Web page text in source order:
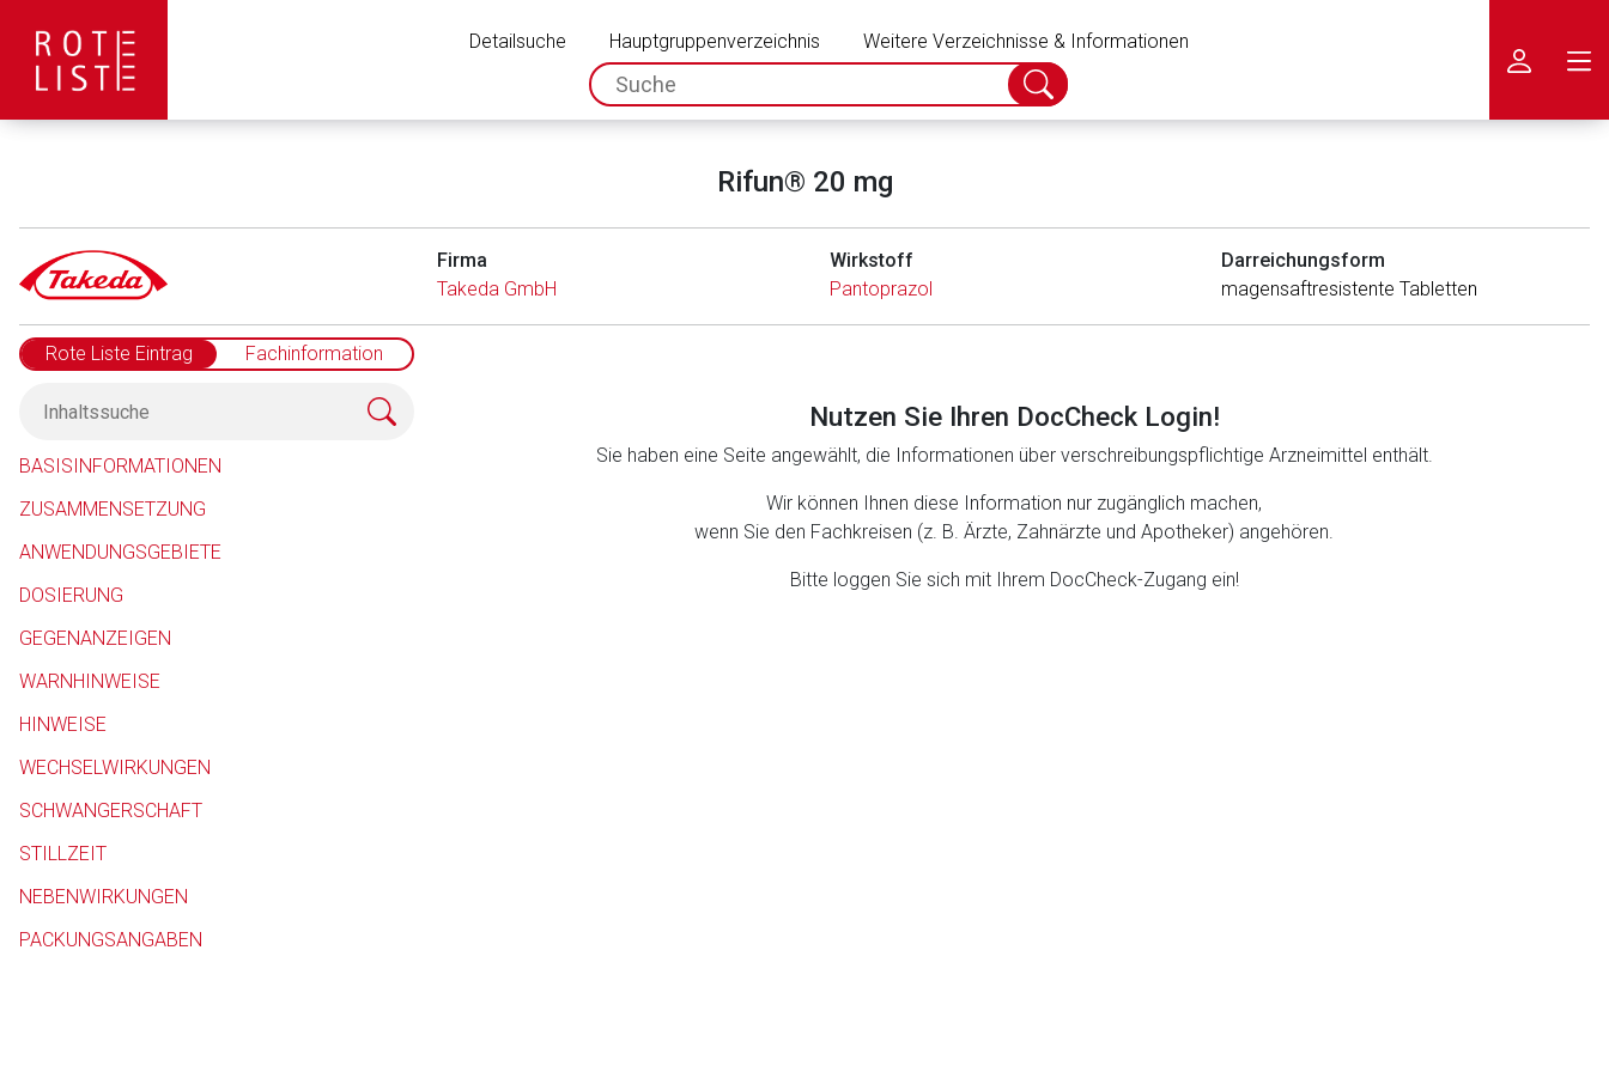
Detailsuche Hauptgruppenverzeichnis
Weitere Verzeichnisse & Informationen
spc.search.input.placeholder
Suche
abschicken
Rifun® 20 mg
Firma
Takeda GmbH
Wirkstoff
Pantoprazol
Darreichungsform
magensaftresistente Tabletten
Rote Liste Eintrag Fachinformation
BASISINFORMATIONEN
ZUSAMMENSETZUNG
ANWENDUNGSGEBIETE
DOSIERUNG
GEGENANZEIGEN
WARNHINWEISE
HINWEISE
WECHSELWIRKUNGEN
SCHWANGERSCHAFT
STILLZEIT
NEBENWIRKUNGEN
PACKUNGSANGABEN
Nutzen Sie Ihren DocCheck Login!
Sie haben eine Seite angewählt, die Informationen über verschreibungspflichtige Arzneimittel enthält.
Wir können Ihnen diese Information nur zugänglich machen,
wenn Sie den Fachkreisen (z. B. Ärzte, Zahnärzte und Apotheker) angehören.
Bitte loggen Sie sich mit Ihrem DocCheck-Zugang ein!
Aufruf einer externen Seite
Der von Ihnen aufgerufene Link öffnet eine externe Web-Seite. Für die Inhalte der externen Web-Seite ist deren